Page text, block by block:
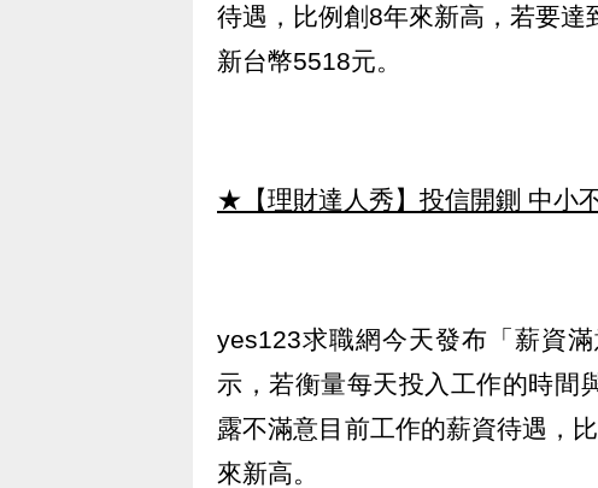
待遇，比例創8年來新高，若要
新台幣5518元。
★【理財達人秀】投信開鍘 中小
yes123求職網今天發布「薪資
示，若衡量每天投入工作的時間
露不滿意目前工作的薪資待遇，
來新高。